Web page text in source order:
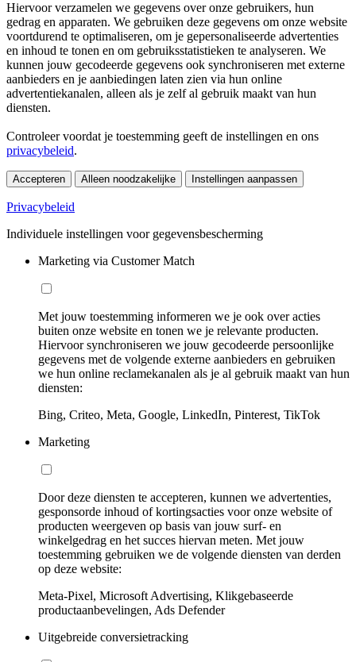
Hiervoor verzamelen we gegevens over onze gebruikers, hun
gedrag en apparaten. We gebruiken deze gegevens om onze website
voortdurend te optimaliseren, om je gepersonaliseerde advertenties
en inhoud te tonen en om gebruiksstatistieken te analyseren. We
kunnen jouw gecodeerde gegevens ook synchroniseren met externe
aanbieders en je aanbiedingen laten zien via hun online
advertentiekanalen, alleen als je zelf al gebruik maakt van hun
diensten.
Controleer voordat je toestemming geeft de instellingen en ons
privacybeleid.
Accepteren Alleen noodzakelijke Instellingen aanpassen
Privacybeleid
Individuele instellingen voor gegevensbescherming
Marketing via Customer Match
Met jouw toestemming informeren we je ook over acties
buiten onze website en tonen we je relevante producten.
Hiervoor synchroniseren we jouw gecodeerde persoonlijke
gegevens met de volgende externe aanbieders en gebruiken
we hun online reclamekanalen als je al gebruik maakt van hun
diensten:
Bing, Criteo, Meta, Google, LinkedIn, Pinterest, TikTok
Marketing
Door deze diensten te accepteren, kunnen we advertenties,
gesponsorde inhoud of kortingsacties voor onze website of
producten weergeven op basis van jouw surf- en
winkelgedrag en het succes hiervan meten. Met jouw
toestemming gebruiken we de volgende diensten van derden
op deze website:
Meta-Pixel, Microsoft Advertising, Klikgebaseerde
productaanbevelingen, Ads Defender
Uitgebreide conversietracking